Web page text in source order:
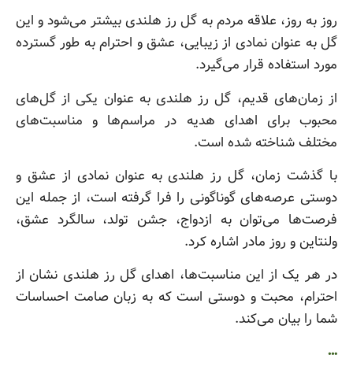
روز به روز، علاقه مردم به گل رز هلندی بیشتر می‌شود و این
گل به عنوان نمادی از زیبایی، عشق و احترام به طور گسترده
مورد استفاده قرار می‌گیرد.
از زمان‌های قدیم، گل رز هلندی به عنوان یکی از گل‌های
محبوب برای اهدای هدیه در مراسم‌ها و مناسبت‌های
مختلف شناخته شده است.
با گذشت زمان، گل رز هلندی به عنوان نمادی از عشق و
دوستی عرصه‌های گوناگونی را فرا گرفته است، از جمله این
فرصت‌ها می‌توان به ازدواج، جشن تولد، سالگرد عشق،
ولنتاین و روز مادر اشاره کرد.
در هر یک از این مناسبت‌ها، اهدای گل رز هلندی نشان از
احترام، محبت و دوستی است که به زبان صامت احساسات
شما را بیان می‌کند.
…